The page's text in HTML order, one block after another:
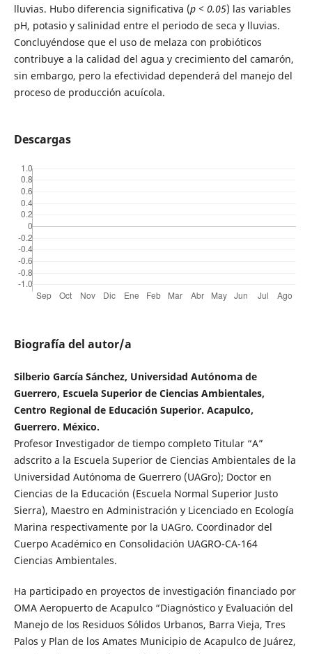
lluvias. Hubo diferencia significativa (p < 0.05) las variables
pH, potasio y salinidad entre el periodo de seca y lluvias.
Concluyéndose que el uso de melaza con probióticos
contribuye a la calidad del agua y crecimiento del camarón,
sin embargo, pero la efectividad dependerá del manejo del
proceso de producción acuícola.
Descargas
Biografía del autor/a
Silberio García Sánchez, Universidad Autónoma de
Guerrero, Escuela Superior de Ciencias Ambientales,
Centro Regional de Educación Superior. Acapulco,
Guerrero. México.
Profesor Investigador de tiempo completo Titular “A”
adscrito a la Escuela Superior de Ciencias Ambientales de la
Universidad Autónoma de Guerrero (UAGro); Doctor en
Ciencias de la Educación (Escuela Normal Superior Justo
Sierra), Maestro en Administración y Licenciado en Ecología
Marina respectivamente por la UAGro. Coordinador del
Cuerpo Académico en Consolidación UAGRO-CA-164
Ciencias Ambientales.
Ha participado en proyectos de investigación financiado por
OMA Aeropuerto de Acapulco “Diagnóstico y Evaluación del
Manejo de los Residuos Sólidos Urbanos, Barra Vieja, Tres
Palos y Plan de los Amates Municipio de Acapulco de Juárez,